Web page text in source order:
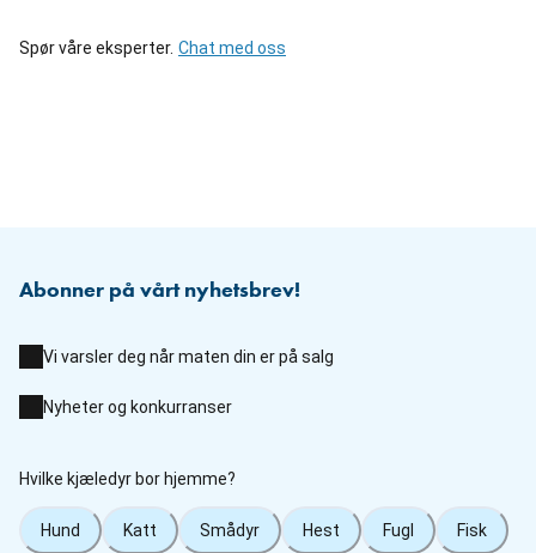
Spør våre eksperter. Chat med oss
Abonner på vårt nyhetsbrev!
Vi varsler deg når maten din er på salg
Nyheter og konkurranser
Hvilke kjæledyr bor hjemme?
Hund Katt Smådyr Hest Fugl Fisk